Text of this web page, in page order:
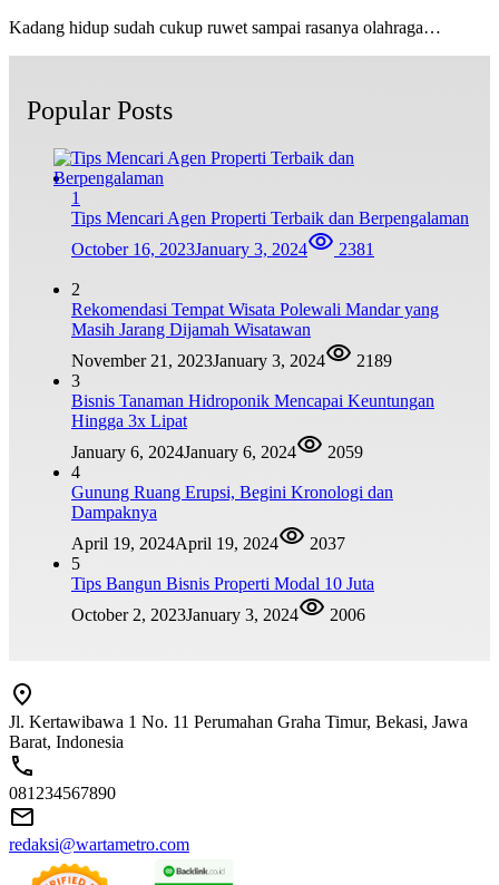
Kadang hidup sudah cukup ruwet sampai rasanya olahraga…
Popular Posts
1
Tips Mencari Agen Properti Terbaik dan Berpengalaman
October 16, 2023January 3, 2024 2381
2
Rekomendasi Tempat Wisata Polewali Mandar yang
Masih Jarang Dijamah Wisatawan
November 21, 2023January 3, 2024
2189
3
Bisnis Tanaman Hidroponik Mencapai Keuntungan
Hingga 3x Lipat
January 6, 2024January 6, 2024
2059
4
Gunung Ruang Erupsi, Begini Kronologi dan
Dampaknya
April 19, 2024April 19, 2024
2037
5
Tips Bangun Bisnis Properti Modal 10 Juta
October 2, 2023January 3, 2024 2006
Jl. Kertawibawa 1 No. 11 Perumahan Graha Timur, Bekasi, Jawa
Barat, Indonesia
081234567890
redaksi@wartametro.com